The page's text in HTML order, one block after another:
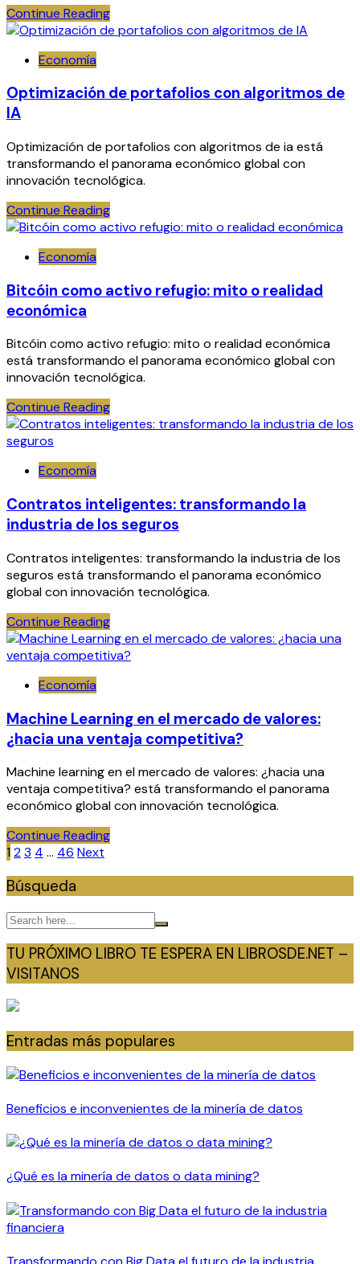
Continue Reading
Economía
Optimización de portafolios con algoritmos de
IA
Optimización de portafolios con algoritmos de ia está
transformando el panorama económico global con
innovación tecnológica.
Continue Reading
Economía
Bitcóin como activo refugio: mito o realidad
económica
Bitcóin como activo refugio: mito o realidad económica
está transformando el panorama económico global con
innovación tecnológica.
Continue Reading
Economía
Contratos inteligentes: transformando la
industria de los seguros
Contratos inteligentes: transformando la industria de los
seguros está transformando el panorama económico
global con innovación tecnológica.
Continue Reading
Economía
Machine Learning en el mercado de valores:
¿hacia una ventaja competitiva?
Machine learning en el mercado de valores: ¿hacia una
ventaja competitiva? está transformando el panorama
económico global con innovación tecnológica.
Continue Reading
Paginación
de
entradas
1 23 4 … 46 Next
Búsqueda
TU PRÓXIMO LIBRO TE ESPERA EN LIBROSDE.NET –
VISITANOS
Entradas más populares
Beneficios e inconvenientes de la minería de datos
¿Qué es la minería de datos o data mining?